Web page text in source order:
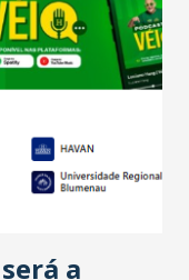
anos recentes.
de 2025, 40% dos
e outros 40%
de
pouco abaixo
não existiam em
também
dos n...
a